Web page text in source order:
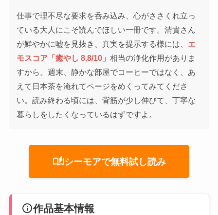
仕事で理不尽な要求を呑み込み、心がささくれ立っ
ている大人にこそ読んでほしい一冊です。清貴さん
が鮮やかに嘘を見抜き、真実を提示する様には、 エ
モスコア「癒やし 8.8/10」相当の浄化作用がありま
すから。週末、静かな部屋でコーヒーではなく、あ
えて日本茶を淹れてページをめくってみてくださ
い。読み終わる頃には、背筋が少し伸びて、丁寧な
暮らしをしたくなっているはずですよ。
auto_storiesシーモアで無料試し読み
info作品基本情報